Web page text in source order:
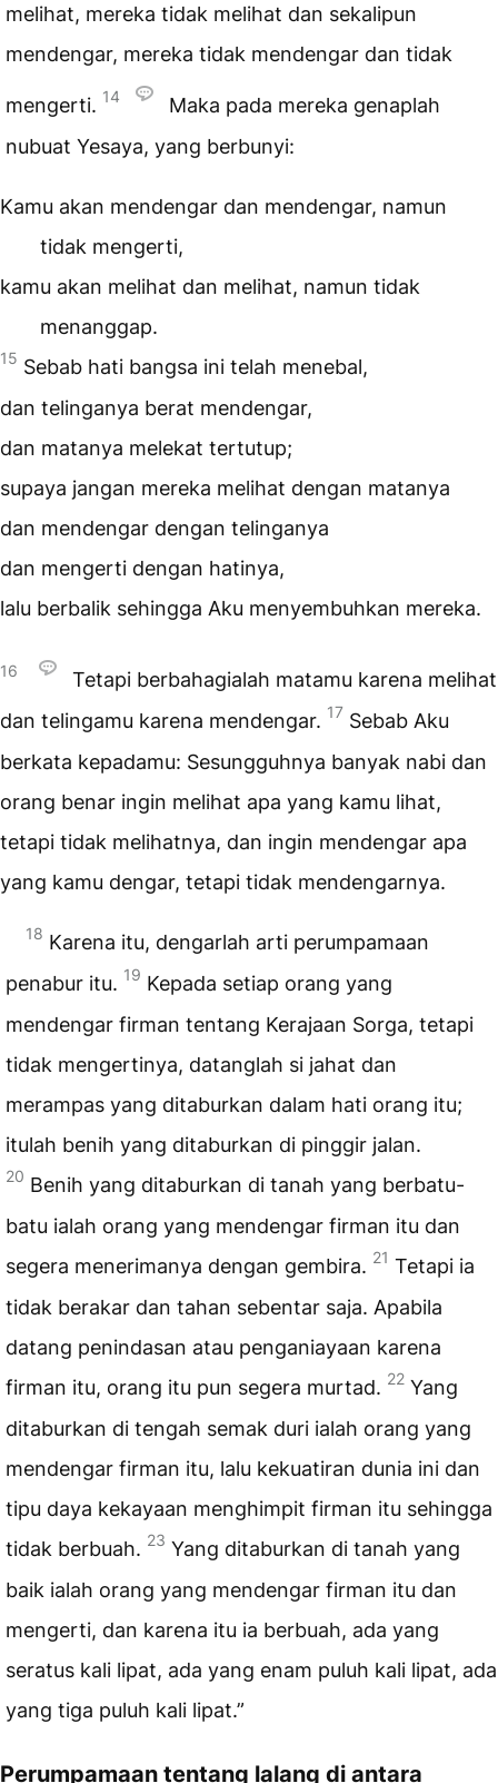
melihat, mereka tidak melihat dan sekalipun
mendengar, mereka tidak mendengar dan tidak
mengerti. 14
Maka pada mereka genaplah
nubuat Yesaya, yang berbunyi:
Kamu akan mendengar dan mendengar, namun
tidak mengerti,
kamu akan melihat dan melihat, namun tidak
menanggap.
15 Sebab hati bangsa ini telah menebal,
dan telinganya berat mendengar,
dan matanya melekat tertutup;
supaya jangan mereka melihat dengan matanya
dan mendengar dengan telinganya
dan mengerti dengan hatinya,
lalu berbalik sehingga Aku menyembuhkan mereka.
16
Tetapi berbahagialah matamu karena melihat
dan telingamu karena mendengar. 17 Sebab Aku
berkata kepadamu: Sesungguhnya banyak nabi dan
orang benar ingin melihat apa yang kamu lihat,
tetapi tidak melihatnya, dan ingin mendengar apa
yang kamu dengar, tetapi tidak mendengarnya.
18 Karena itu, dengarlah arti perumpamaan
penabur itu. 19 Kepada setiap orang yang
mendengar firman tentang Kerajaan Sorga, tetapi
tidak mengertinya, datanglah si jahat dan
merampas yang ditaburkan dalam hati orang itu;
itulah benih yang ditaburkan di pinggir jalan.
20 Benih yang ditaburkan di tanah yang berbatu-
batu ialah orang yang mendengar firman itu dan
segera menerimanya dengan gembira. 21 Tetapi ia
tidak berakar dan tahan sebentar saja. Apabila
datang penindasan atau penganiayaan karena
firman itu, orang itu pun segera murtad. 22 Yang
ditaburkan di tengah semak duri ialah orang yang
mendengar firman itu, lalu kekuatiran dunia ini dan
tipu daya kekayaan menghimpit firman itu sehingga
tidak berbuah. 23 Yang ditaburkan di tanah yang
baik ialah orang yang mendengar firman itu dan
mengerti, dan karena itu ia berbuah, ada yang
seratus kali lipat, ada yang enam puluh kali lipat, ada
yang tiga puluh kali lipat.”
Perumpamaan tentang lalang di antara